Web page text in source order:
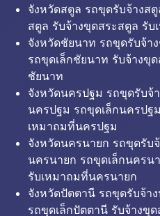
จังหวัดสตูล รถขุดรับจ้างส
สตูล รับจ้างขุดสระสตูล รับ
จังหวัดชัยนาท รถขุดรับจ้า
รถขุดเล็กชัยนาท รับจ้างขุ
ชัยนาท
จังหวัดนครปฐม รถขุดรับจ้
นครปฐม รถขุดเล็กนครปฐ
เหมาถมที่นครปฐม
จังหวัดนครนายก รถขุดรับ
นครนายก รถขุดเล็กนครน
รับเหมาถมที่นครนายก
จังหวัดปัตตานี รถขุดรับจ้า
รถขุดเล็กปัตตานี รับจ้างขุ